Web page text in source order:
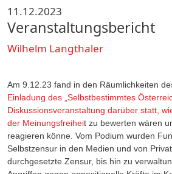
11.12.2023
Veranstaltungsbericht
Wilhelm Langthaler
Am 9.12.23 fand in den Räumlichkeiten
Einladung des „Selbstbestimmtes
Diskussionsveranstaltung darüber statt,
der Meinungsfreiheit zu bewerten wären
reagieren könne. Vom Podium wurden
Selbstzensur in den Medien und von
durchgesetzte Zensur, bis hin zu